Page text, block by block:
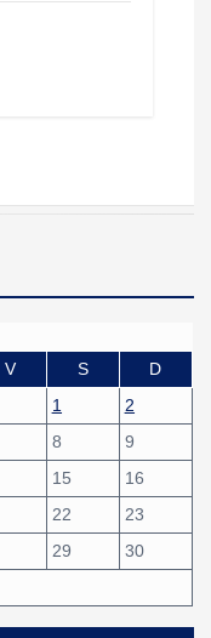
V S
D
1
2
8
9
15
16
22
23
29
30